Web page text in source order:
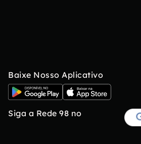
Baixe Nosso Aplicativo
Siga a Rede 98 no